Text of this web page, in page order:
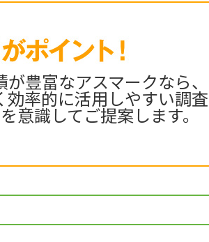
豊富なアスマークなら
率的に活用しやすい調
意識してご提案します。